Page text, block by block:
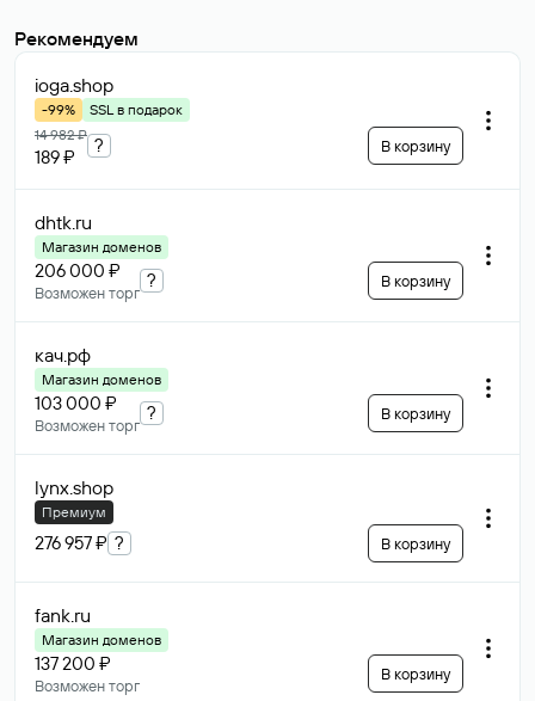
Рекомендуем
ioga.shop
-99%
SSL в подарок
14 982 ₽
189 ₽
? В корзину
dhtk.ru
Магазин доменов
206 000 ₽
Возможен торг
? В корзину
кач.рф
Магазин доменов
103 000 ₽
Возможен торг
? В корзину
lynx.shop
Премиум
276 957 ₽ ? В корзину
fank.ru
Магазин доменов
137 200 ₽
Возможен торг
В корзину